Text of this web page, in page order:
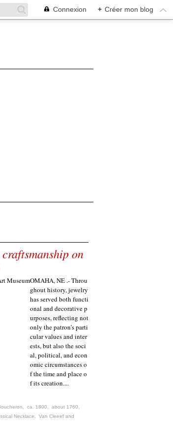
Connexion + Créer mon blog
on
OMAHA, NE .- Throu
ghout history, jewelry
has served both functi
onal and decorative p
urposes, reflecting not
only the patron’s parti
cular values and inter
ests, but also the soci
al, political, and econ
omic circumstances o
f the time and place o
f its creation....
ca. 1800 about 1760
Necklace
Van Cleeef and